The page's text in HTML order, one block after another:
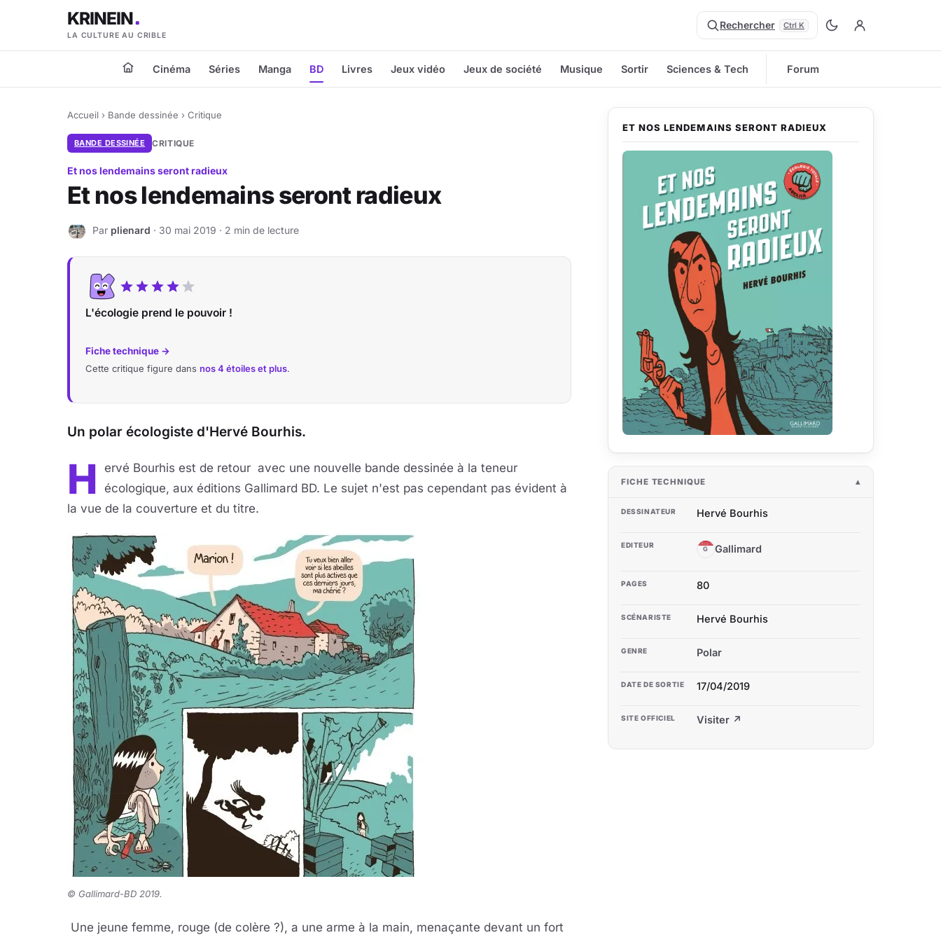
KRINEIN
LA CULTURE AU CRIBLE
Rechercher Ctrl K
Cinéma Séries Manga BD Livres Jeux vidéo Jeux de société Musique Sortir Sciences & Tech Forum
Accueil › Bande dessinée › Critique
BANDE DESSINÉE CRITIQUE
Et nos lendemains seront radieux
Et nos lendemains seront radieux
P Par plienard · 30 mai 2019 · 2 min de lecture
L'écologie prend le pouvoir !
Fiche technique →
Cette critique figure dans nos 4 étoiles et plus.
Un polar écologiste d'Hervé Bourhis.
H
ervé Bourhis est de retour avec une nouvelle bande dessinée à la teneur
écologique, aux éditions Gallimard BD. Le sujet n'est pas cependant pas évident à
la vue de la couverture et du titre.
© Gallimard-BD 2019.
Une jeune femme, rouge (de colère ?), a une arme à la main, menaçante devant un fort
ET NOS LENDEMAINS SERONT RADIEUX
FICHE TECHNIQUE
DESSINATEUR Hervé Bourhis
EDITEUR G Gallimard
PAGES 80
SCÉNARISTE Hervé Bourhis
GENRE Polar
DATE DE SORTIE 17/04/2019
SITE OFFICIEL Visiter ↗